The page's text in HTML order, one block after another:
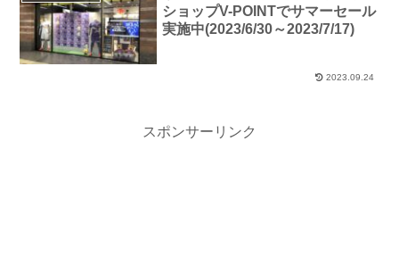
ショップV-POINTでサマーセール
実施中(2023/6/30～2023/7/17)
2023.09.24
スポンサーリンク